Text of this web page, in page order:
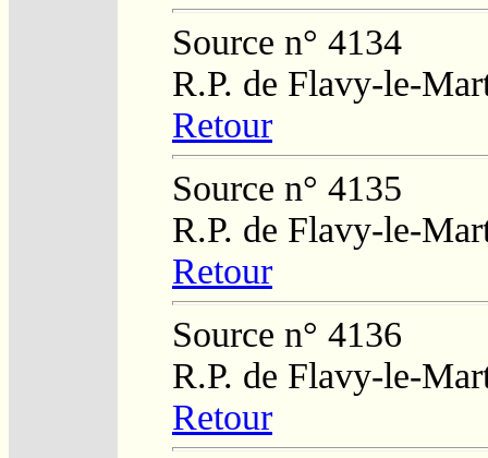
Source n° 4134
R.P. de Flavy-le-
Retour
Source n° 4135
R.P. de Flavy-le-
Retour
Source n° 4136
R.P. de Flavy-le-
Retour